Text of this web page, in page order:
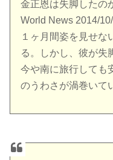
金正恩は失脚したの
World News 2014/
１ヶ月間姿を見せな
る。しかし、彼が失
今や南に旅行しても
のうわさが渦巻いて